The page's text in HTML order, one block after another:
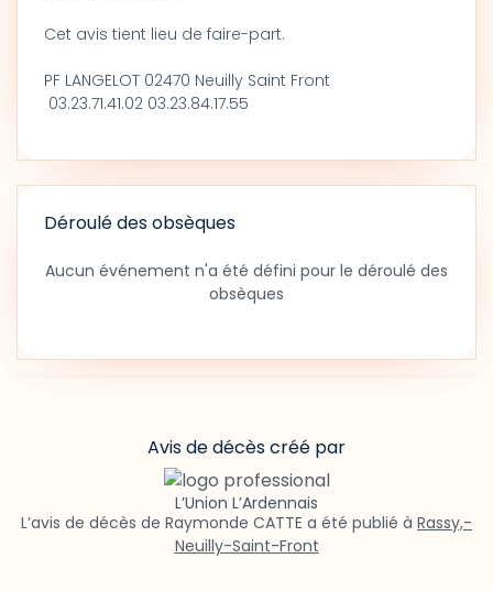
Cet avis tient lieu de faire-part.
PF LANGELOT 02470 Neuilly Saint Front
03.23.71.41.02 03.23.84.17.55
Déroulé des obsèques
Aucun événement n'a été défini pour le déroulé des
obsèques
Avis de décès créé par
L’Union L’Ardennais
L’avis de décès de Raymonde CATTE a été publié à Rassy,-
Neuilly-Saint-Front